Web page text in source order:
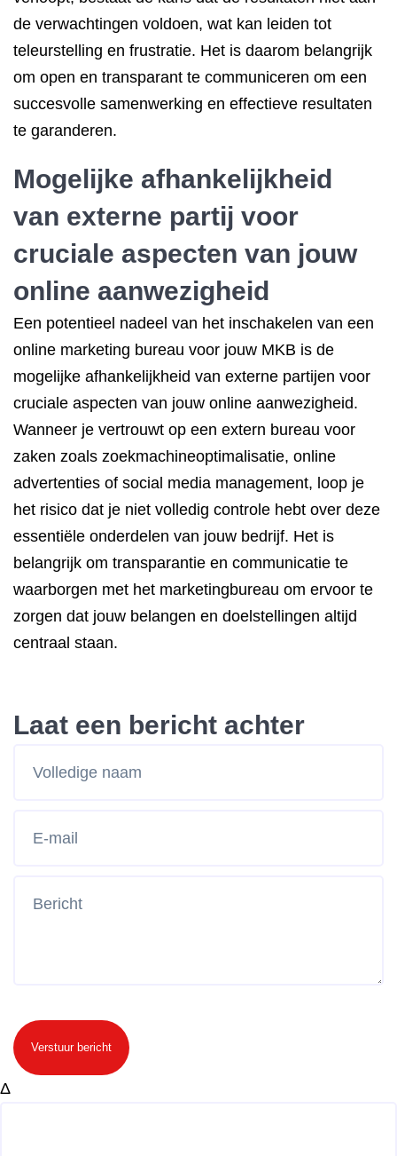
de verwachtingen voldoen, wat kan leiden tot
teleurstelling en frustratie. Het is daarom belangrijk
om open en transparant te communiceren om een
succesvolle samenwerking en effectieve resultaten
te garanderen.
Mogelijke afhankelijkheid
van externe partij voor
cruciale aspecten van jouw
online aanwezigheid
Een potentieel nadeel van het inschakelen van een
online marketing bureau voor jouw MKB is de
mogelijke afhankelijkheid van externe partijen voor
cruciale aspecten van jouw online aanwezigheid.
Wanneer je vertrouwt op een extern bureau voor
zaken zoals zoekmachineoptimalisatie, online
advertenties of social media management, loop je
het risico dat je niet volledig controle hebt over deze
essentiële onderdelen van jouw bedrijf. Het is
belangrijk om transparantie en communicatie te
waarborgen met het marketingbureau om ervoor te
zorgen dat jouw belangen en doelstellingen altijd
centraal staan.
Laat een bericht achter
Verstuur bericht
Δ